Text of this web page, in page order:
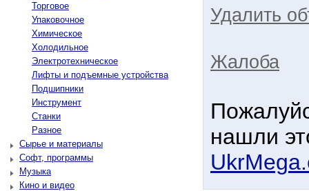
Торговое
Упаковочное
Химическое
Холодильное
Электротехническое
Лифты и подъемные устройства
Подшипники
Инструмент
Станки
Разное
Сырье и материалы
Софт, программы
Музыка
Кино и видео
Удалить
Жалоба
нашли